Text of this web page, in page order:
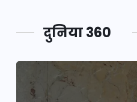
दुनिया 360